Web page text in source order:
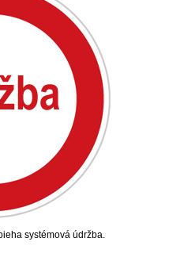
systémová údržba.